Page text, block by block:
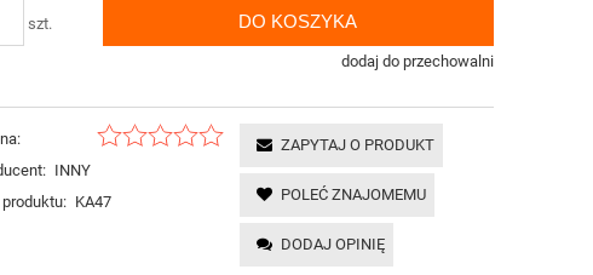
szt. DO KOSZYKA
dodaj do przechowalni
INNY
produktu: KA47
ZAPYTAJ O PRODUKT
POLEĆ ZNAJOMEMU
DODAJ OPINIĘ